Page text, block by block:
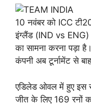
10 नवंबर को ICC
इंग्लैंड (IND vs ENG)
का सामना करना पड़ा
कंपनी अब टूर्नामेंट से
एडिलेड ओवल में हुए इस
जीत के लिए 169 रनों